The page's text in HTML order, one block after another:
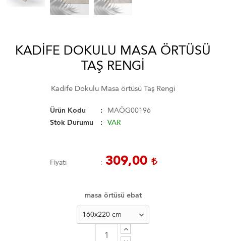
KADIFE DOKULU MASA ÖRTÜSÜ
TAŞ RENGI
Kadife Dokulu Masa örtüsü Taş Rengi
Ürün Kodu
MAÖG00196
Stok Durumu
VAR
Fiyatı 309,00
masa örtüsü ebat